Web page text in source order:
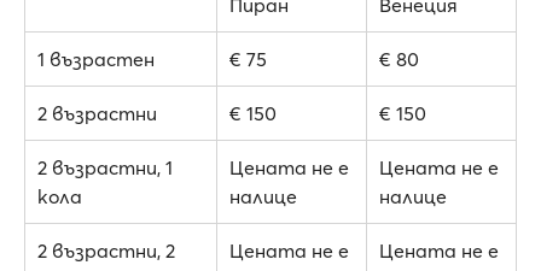
Пиран Венеция
1 възрастен € 75 € 80
2 възрастни € 150 € 150
2 възрастни, 1
кола
Цената не е
налице
Цената не е
налице
2 възрастни, 2
Цената не е
Цената не е